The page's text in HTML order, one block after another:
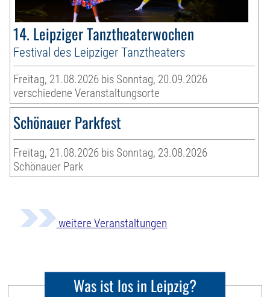
14. Leipziger Tanztheaterwochen
Festival des Leipziger Tanztheaters
Freitag, 21.08.2026 bis Sonntag, 20.09.2026
verschiedene Veranstaltungsorte
Schönauer Parkfest
Freitag, 21.08.2026 bis Sonntag, 23.08.2026
Schönauer Park
weitere Veranstaltungen
Was ist los in Leipzig?